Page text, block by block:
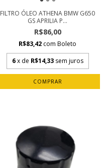
FILTRO ÓLEO ATHENA BMW G650
GS APRILIA P...
R$86,00
R$83,42 com Boleto
6 x de R$14,33 sem juros